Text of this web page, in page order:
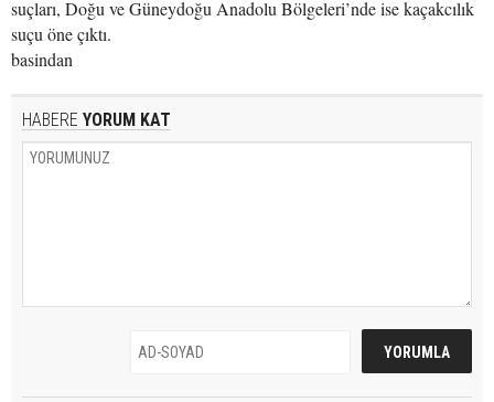
suçları, Doğu ve Güneydoğu Anadolu Bölgeleri’nde ise kaçakcılık
suçu öne çıktı.
basindan
HABERE YORUM KAT